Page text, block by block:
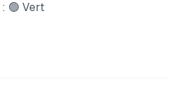
: 🟢 Vert